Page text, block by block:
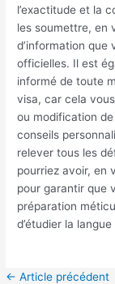
l’exactitude et la
les soumettre, en
d’information
officielles. Il est
informé de toute
visa, car cela
ou modification
conseils
relever tous les
pourriez avoir, en
pour garantir que
préparation
d’étudier la
← Article précédent